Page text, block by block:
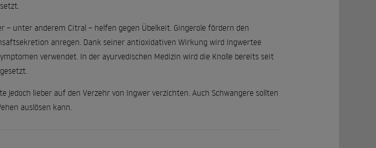
– unter anderem Citral – helfen gegen Übelkeit. Gingerole fördern den
anregen. Dank seiner antioxidativen Wirkung wird Ingwertee
verwendet. In der ayurvedischen Medizin wird die Knolle bereits seit
lieber auf den Verzehr von Ingwer verzichten. Auch Schwangere sollten
auslösen kann.